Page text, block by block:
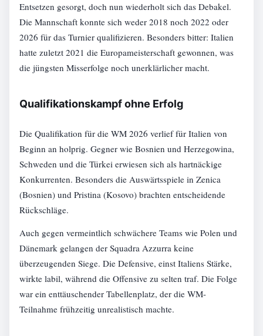
Entsetzen gesorgt, doch nun wiederholt sich das Debakel.
Die Mannschaft konnte sich weder 2018 noch 2022 oder
2026 für das Turnier qualifizieren. Besonders bitter: Italien
hatte zuletzt 2021 die Europameisterschaft gewonnen, was
die jüngsten Misserfolge noch unerklärlicher macht.
Qualifikationskampf ohne Erfolg
Die Qualifikation für die WM 2026 verlief für Italien von
Beginn an holprig. Gegner wie Bosnien und Herzegowina,
Schweden und die Türkei erwiesen sich als hartnäckige
Konkurrenten. Besonders die Auswärtsspiele in Zenica
(Bosnien) und Pristina (Kosovo) brachten entscheidende
Rückschläge.
Auch gegen vermeintlich schwächere Teams wie Polen und
Dänemark gelangen der Squadra Azzurra keine
überzeugenden Siege. Die Defensive, einst Italiens Stärke,
wirkte labil, während die Offensive zu selten traf. Die Folge
war ein enttäuschender Tabellenplatz, der die WM-
Teilnahme frühzeitig unrealistisch machte.